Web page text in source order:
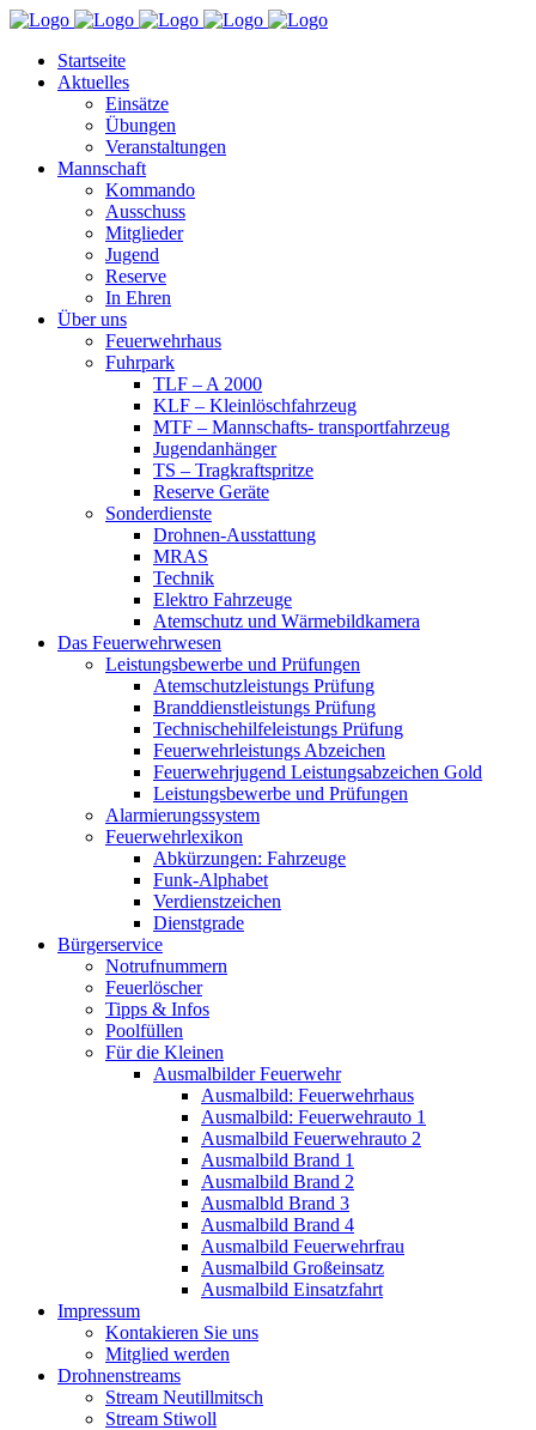
Startseite
Aktuelles
Einsätze
Übungen
Veranstaltungen
Mannschaft
Kommando
Ausschuss
Mitglieder
Jugend
Reserve
In Ehren
Über uns
Feuerwehrhaus
Fuhrpark
TLF – A 2000
KLF – Kleinlöschfahrzeug
MTF – Mannschafts- transportfahrzeug
Jugendanhänger
TS – Tragkraftspritze
Reserve Geräte
Sonderdienste
Drohnen-Ausstattung
MRAS
Technik
Elektro Fahrzeuge
Atemschutz und Wärmebildkamera
Das Feuerwehrwesen
Leistungsbewerbe und Prüfungen
Atemschutzleistungs Prüfung
Branddienstleistungs Prüfung
Technischehilfeleistungs Prüfung
Feuerwehrleistungs Abzeichen
Feuerwehrjugend Leistungsabzeichen Gold
Leistungsbewerbe und Prüfungen
Alarmierungssystem
Feuerwehrlexikon
Abkürzungen: Fahrzeuge
Funk-Alphabet
Verdienstzeichen
Dienstgrade
Bürgerservice
Notrufnummern
Feuerlöscher
Tipps & Infos
Poolfüllen
Für die Kleinen
Ausmalbilder Feuerwehr
Ausmalbild: Feuerwehrhaus
Ausmalbild: Feuerwehrauto 1
Ausmalbild Feuerwehrauto 2
Ausmalbild Brand 1
Ausmalbild Brand 2
Ausmalbld Brand 3
Ausmalbild Brand 4
Ausmalbild Feuerwehrfrau
Ausmalbild Großeinsatz
Ausmalbild Einsatzfahrt
Impressum
Kontakieren Sie uns
Mitglied werden
Drohnenstreams
Stream Neutillmitsch
Stream Stiwoll